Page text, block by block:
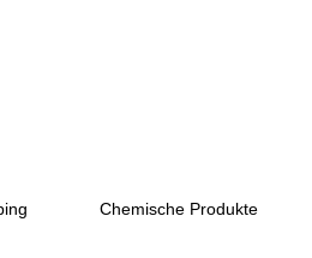
Chemische Produkte